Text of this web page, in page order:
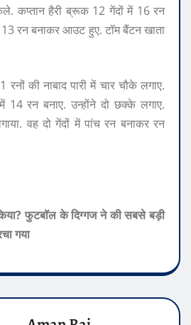
कप्तान हैरी ब्रूक 12 गेंदों में 16 रन
रन बनाकर आउट हुए. टॉम बैंटन खाता
की नाबाद पारी में चार चौके लगाए.
रन बनाए. उन्होंने दो छक्के लगाए.
वह दो गेंदों में पांच रन बनाकर रन
फुटबॉल के दिग्गज ने की सबसे बड़ी
गया